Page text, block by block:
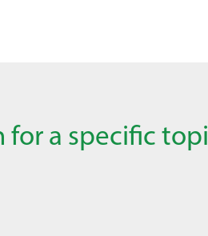
a specific